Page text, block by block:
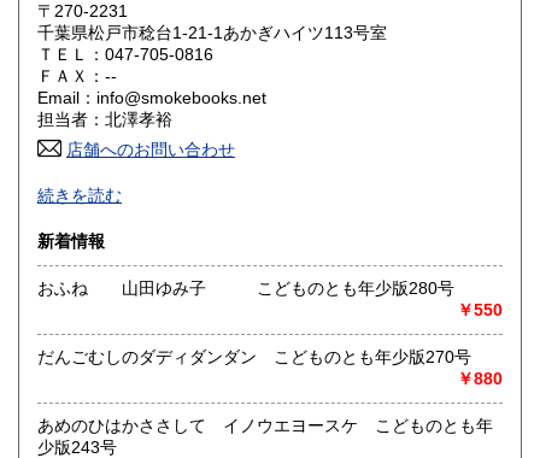
岡山県 385円 広島県
山口県
香川県
佐賀県
熊本県 大分県 385円
宮崎県 385円 鹿児島県 385円
〒270-2231
千葉県松戸市稔台1-21-1あかぎハイツ113号室
ＴＥＬ：047-705-0816
ＦＡＸ：--
Email：info@smokebooks.net
担当者：北澤孝裕
店舗へのお問い合わせ
最寄駅：新八柱
営業時間：11:00~18:30
定休日：木曜日
書籍の買取について
お気軽にお問い合わせください。
取り扱い分野
続きを読む
新着情報
おふね 山田ゆみ子 こどものとも年少版280号
￥550
だんごむしのダディダンダン こどものとも年少版270号
￥880
あめのひはかささして イノウエヨースケ こどものとも年
少版243号